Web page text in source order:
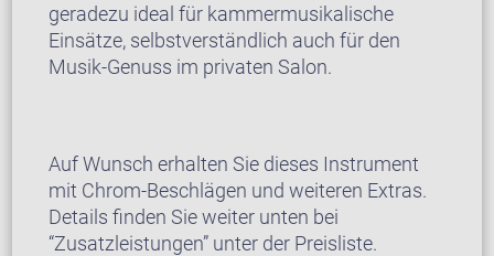
geradezu ideal für kammermusikalische
Einsätze, selbstverständlich auch für den
Musik-Genuss im privaten Salon.
Auf Wunsch erhalten Sie dieses Instrument
mit Chrom-Beschlägen und weiteren Extras.
Details finden Sie weiter unten bei
“Zusatzleistungen” unter der Preisliste.